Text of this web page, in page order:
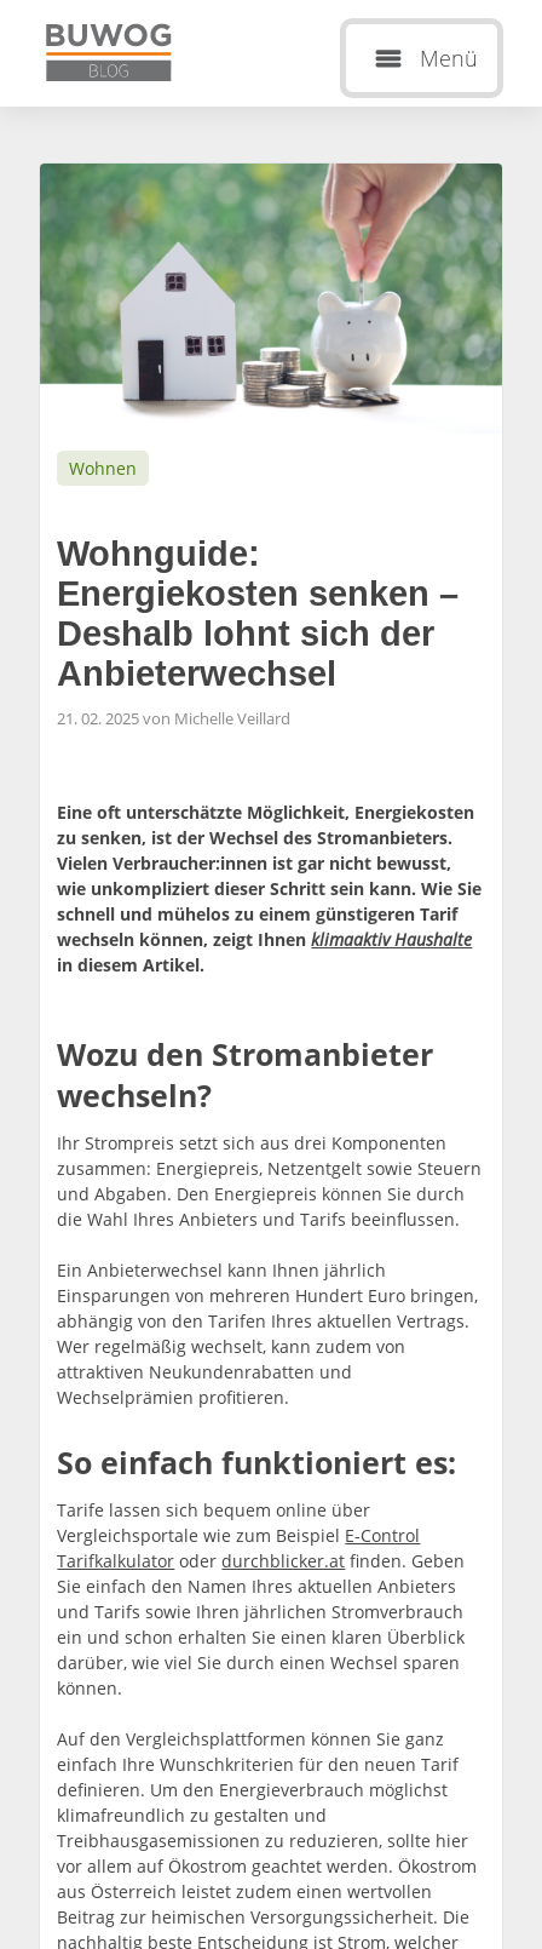
Menü
Wohnen
Wohnguide:
Energiekosten senken –
Deshalb lohnt sich der
Anbieterwechsel
21. 02. 2025 von Michelle Veillard
Eine oft unterschätzte Möglichkeit, Energiekosten
zu senken, ist der Wechsel des Stromanbieters.
Vielen Verbraucher:innen ist gar nicht bewusst,
wie unkompliziert dieser Schritt sein kann. Wie Sie
schnell und mühelos zu einem günstigeren Tarif
wechseln können, zeigt Ihnenklimaaktiv Haushalte
in diesem Artikel.
Wozu den Stromanbieter
wechseln?
Ihr Strompreis setzt sich aus drei Komponenten
zusammen: Energiepreis, Netzentgelt sowie Steuern
und Abgaben. Den Energiepreis können Sie durch
die Wahl Ihres Anbieters und Tarifs beeinflussen.
Ein Anbieterwechsel kann Ihnen jährlich
Einsparungen von mehreren Hundert Euro bringen,
abhängig von den Tarifen Ihres aktuellen Vertrags.
Wer regelmäßig wechselt, kann zudem von
attraktiven Neukundenrabatten und
Wechselprämien profitieren.
So einfach funktioniert es:
Tarife lassen sich bequem online über
Vergleichsportale wie zum Beispiel E-Control
Tarifkalkulator oderdurchblicker.at finden. Geben
Sie einfach den Namen Ihres aktuellen Anbieters
und Tarifs sowie Ihren jährlichen Stromverbrauch
ein und schon erhalten Sie einen klaren Überblick
darüber, wie viel Sie durch einen Wechsel sparen
können.
Auf den Vergleichsplattformen können Sie ganz
einfach Ihre Wunschkriterien für den neuen Tarif
definieren. Um den Energieverbrauch möglichst
klimafreundlich zu gestalten und
Treibhausgasemissionen zu reduzieren, sollte hier
vor allem auf Ökostrom geachtet werden. Ökostrom
aus Österreich leistet zudem einen wertvollen
Beitrag zur heimischen Versorgungssicherheit. Die
nachhaltig beste Entscheidung ist Strom, welcher